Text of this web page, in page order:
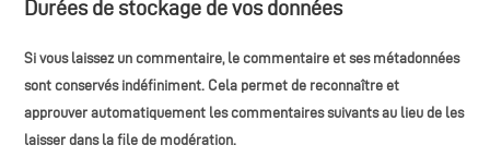
Durées de stockage de vos données
Si vous laissez un commentaire, le commentaire et ses métadonnées
sont conservés indéfiniment. Cela permet de reconnaître et
approuver automatiquement les commentaires suivants au lieu de les
laisser dans la file de modération.